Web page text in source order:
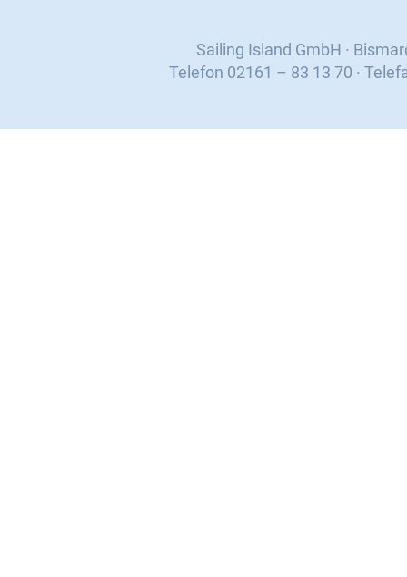
Sailing Island GmbH ·
Telefon 02161 – 83 13 70 ·